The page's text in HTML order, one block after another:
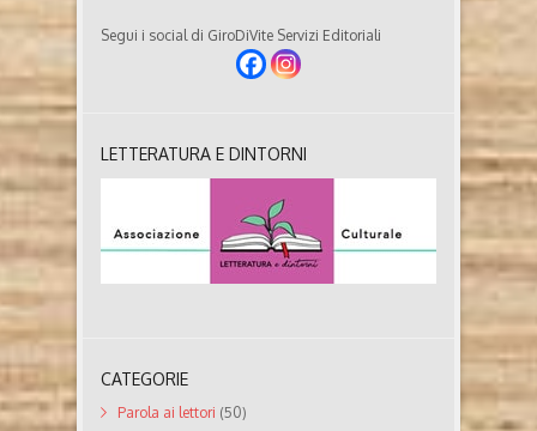
Segui i social di GiroDiVite Servizi Editoriali
LETTERATURA E DINTORNI
CATEGORIE
Parola ai lettori (50)